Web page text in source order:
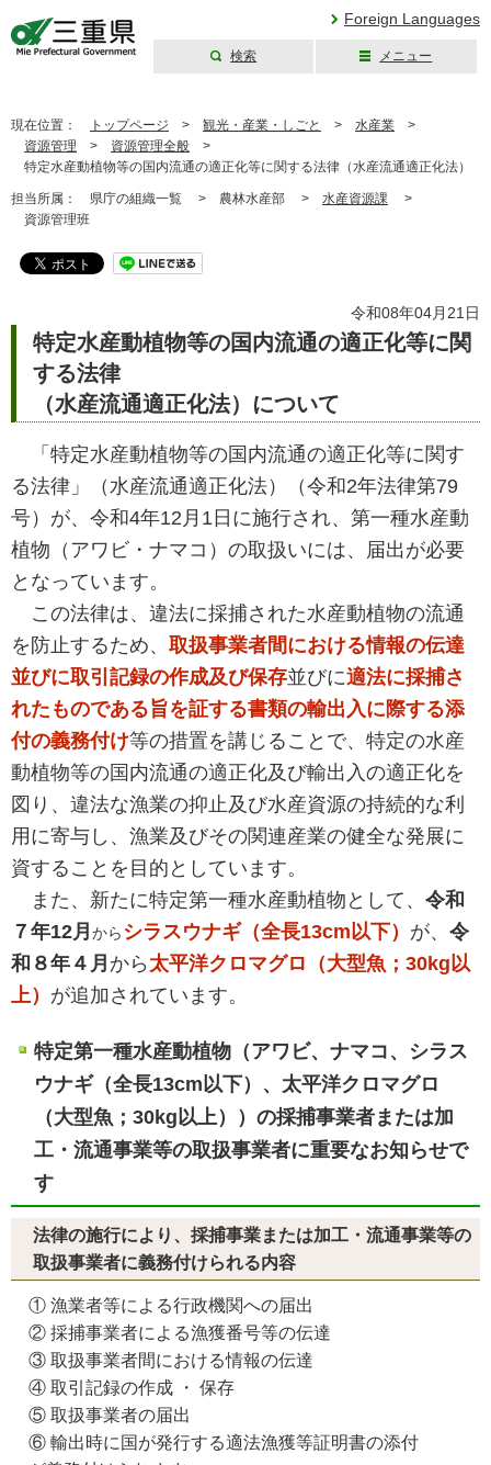
Foreign Languages
検索 メニュー
現在位置： トップページ > 観光・産業・しごと > 水産業 >
資源管理 > 資源管理全般 >
特定水産動植物等の国内流通の適正化等に関する法律（水産流通適正化法）
担当所属： 県庁の組織一覧 > 農林水産部 > 水産資源課 >
資源管理班
令和08年04月21日
特定水産動植物等の国内流通の適正化等に関
する法律
（水産流通適正化法）について
「特定水産動植物等の国内流通の適正化等に関す
る法律」（水産流通適正化法）（令和2年法律第79
号）が、令和4年12月1日に施行され、第一種水産動
植物（アワビ・ナマコ）の取扱いには、届出が必要
となっています。
この法律は、違法に採捕された水産動植物の流通
を防止するため、 取扱事業者間における情報の伝達
並びに取引記録の作成及び保存並びに適法に採捕さ
れたものである旨を証する書類の輸出入に際する添
付の義務付け等の措置を講じることで、特定の水産
動植物等の国内流通の適正化及び輸出入の適正化を
図り、違法な漁業の抑止及び水産資源の持続的な利
用に寄与し、漁業及びその関連産業の健全な発展に
資することを目的としています。
また、新たに特定第一種水産動植物として、 令和
７年12月 からシラスウナギ（全長13cm以下） が、 令
和８年４月 から 太平洋クロマグロ（大型魚；30kg以
上） が追加されています。
特定第一種水産動植物（アワビ、ナマコ、シラス
ウナギ（全長13cm以下）、太平洋クロマグロ
（大型魚；30kg以上））の採捕事業者または加
工・流通事業等の取扱事業者に重要なお知らせで
す
法律の施行により、採捕事業または加工・流通事業等の
取扱事業者に義務付けられる内容
① 漁業者等による行政機関への届出
② 採捕事業者による漁獲番号等の伝達
③ 取扱事業者間における情報の伝達
④ 取引記録の作成 ・ 保存
⑤ 取扱事業者の届出
⑥ 輸出時に国が発行する適法漁獲等証明書の添付